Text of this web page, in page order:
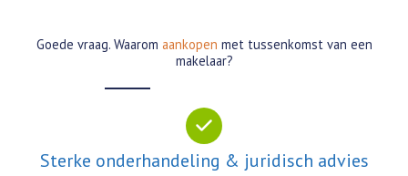
Goede vraag. Waarom aankopen met tussenkomst van een
makelaar?
Sterke onderhandeling & juridisch advies